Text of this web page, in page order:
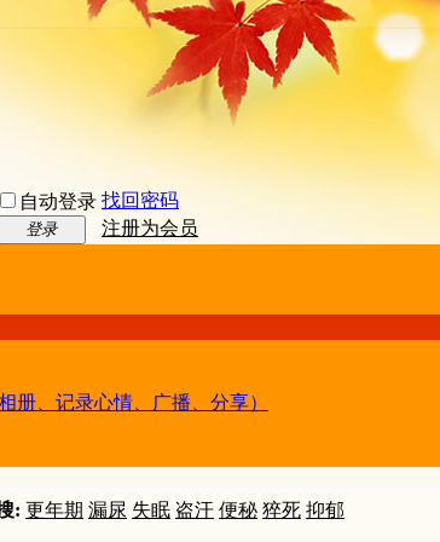
自动登录 找回密码
登录
注册为会员
册、记录心情、广播、分享）
: 更年期 漏尿 失眠 盗汗 便秘 猝死 抑郁